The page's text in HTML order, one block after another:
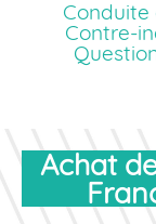
Contre-
Achat de Fildena générique en